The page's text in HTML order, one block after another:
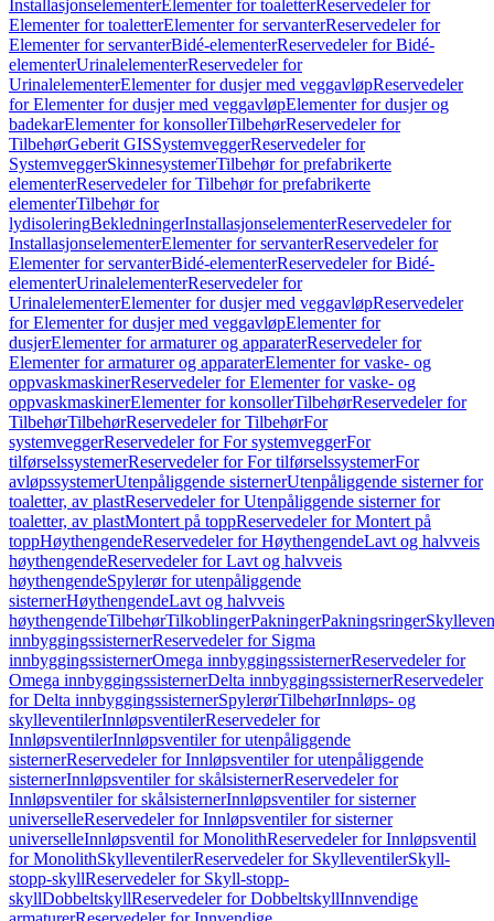
InstallasjonselementerElementer for toaletterReservedeler for
Elementer for toaletterElementer for servanterReservedeler for
Elementer for servanterBidé-elementerReservedeler for Bidé-
elementerUrinalelementerReservedeler for
UrinalelementerElementer for dusjer med veggavløpReservedeler
for Elementer for dusjer med veggavløpElementer for dusjer og
badekarElementer for konsollerTilbehørReservedeler for
TilbehørGeberit GISSystemveggerReservedeler for
SystemveggerSkinnesystemerTilbehør for prefabrikerte
elementerReservedeler for Tilbehør for prefabrikerte
elementerTilbehør for
lydisoleringBekledningerInstallasjonselementerReservedeler for
InstallasjonselementerElementer for servanterReservedeler for
Elementer for servanterBidé-elementerReservedeler for Bidé-
elementerUrinalelementerReservedeler for
UrinalelementerElementer for dusjer med veggavløpReservedeler
for Elementer for dusjer med veggavløpElementer for
dusjerElementer for armaturer og apparaterReservedeler for
Elementer for armaturer og apparaterElementer for vaske- og
oppvaskmaskinerReservedeler for Elementer for vaske- og
oppvaskmaskinerElementer for konsollerTilbehørReservedeler for
TilbehørTilbehørReservedeler for TilbehørFor
systemveggerReservedeler for For systemveggerFor
tilførselssystemerReservedeler for For tilførselssystemerFor
avløpssystemerUtenpåliggende sisternerUtenpåliggende sisterner for
toaletter, av plastReservedeler for Utenpåliggende sisterner for
toaletter, av plastMontert på toppReservedeler for Montert på
toppHøythengendeReservedeler for HøythengendeLavt og halvveis
høythengendeReservedeler for Lavt og halvveis
høythengendeSpylerør for utenpåliggende
sisternerHøythengendeLavt og halvveis
høythengendeTilbehørTilkoblingerPakningerPakningsringer
innbyggingssisternerReservedeler for Sigma
innbyggingssisternerOmega innbyggingssisternerReservedeler for
Omega innbyggingssisternerDelta innbyggingssisternerReservedeler
for Delta innbyggingssisternerSpylerørTilbehørInnløps- og
skylleventilerInnløpsventilerReservedeler for
InnløpsventilerInnløpsventiler for utenpåliggende
sisternerReservedeler for Innløpsventiler for utenpåliggende
sisternerInnløpsventiler for skålsisternerReservedeler for
Innløpsventiler for skålsisternerInnløpsventiler for sisterner
universelleReservedeler for Innløpsventiler for sisterner
universelleInnløpsventil for MonolithReservedeler for Innløpsventil
for MonolithSkylleventilerReservedeler for SkylleventilerSkyll-
stopp-skyllReservedeler for Skyll-stopp-
skyllDobbeltskyllReservedeler for DobbeltskyllInnvendige